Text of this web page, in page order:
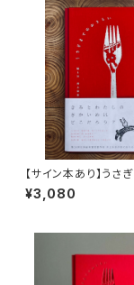
【サイン本あり】うさ
さらい［通常版］
¥3,080